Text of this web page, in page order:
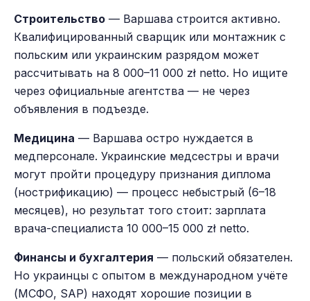
Строительство — Варшава строится активно.
Квалифицированный сварщик или монтажник с
польским или украинским разрядом может
рассчитывать на 8 000–11 000 zł netto. Но ищите
через официальные агентства — не через
объявления в подъезде.
Медицина — Варшава остро нуждается в
медперсонале. Украинские медсестры и врачи
могут пройти процедуру признания диплома
(нострификацию) — процесс небыстрый (6–18
месяцев), но результат того стоит: зарплата
врача-специалиста 10 000–15 000 zł netto.
Финансы и бухгалтерия — польский обязателен.
Но украинцы с опытом в международном учёте
(МСФО, SAP) находят хорошие позиции в